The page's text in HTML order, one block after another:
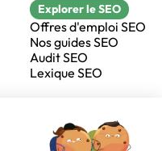
Explorer le SEO
Offres d'emploi SEO
Nos guides SEO
Audit SEO
Lexique SEO